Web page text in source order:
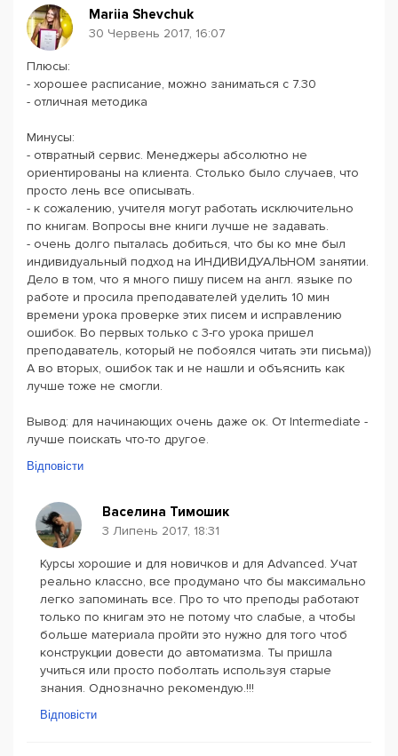
Mariia Shevchuk
30 Червень 2017, 16:07
Плюсы:
- хорошее расписание, можно заниматься с 7.30
- отличная методика
Минусы:
- отвратный сервис. Менеджеры абсолютно не
ориентированы на клиента. Столько было случаев, что
просто лень все описывать.
- к сожалению, учителя могут работать исключительно
по книгам. Вопросы вне книги лучше не задавать.
- очень долго пыталась добиться, что бы ко мне был
индивидуальный подход на ИНДИВИДУАЛЬНОМ занятии.
Дело в том, что я много пишу писем на англ. языке по
работе и просила преподавателей уделить 10 мин
времени урока проверке этих писем и исправлению
ошибок. Во первых только с 3-го урока пришел
преподаватель, который не побоялся читать эти письма))
А во вторых, ошибок так и не нашли и объяснить как
лучше тоже не смогли.
Вывод: для начинающих очень даже ок. От Intermediate -
лучше поискать что-то другое.
Відповісти
Васелина Тимошик
3 Липень 2017, 18:31
Курсы хорошие и для новичков и для Advanced. Учат
реально классно, все продумано что бы максимально
легко запоминать все. Про то что преподы работают
только по книгам это не потому что слабые, а чтобы
больше материала пройти это нужно для того чтоб
конструкции довести до автоматизма. Ты пришла
учиться или просто поболтать используя старые
знания. Однозначно рекомендую.!!!
Відповісти